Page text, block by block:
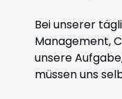
Bei unserer
Management,
unsere
müssen uns